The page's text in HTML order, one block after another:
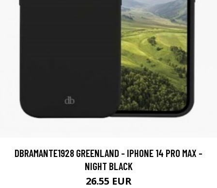
DBRAMANTE1928 GREENLAND - IPHONE 14 PRO MAX -
NIGHT BLACK
26.55 EUR